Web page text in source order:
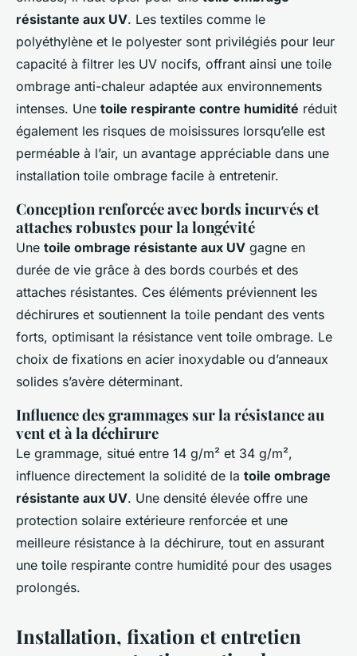
résistante aux UV. Les textiles comme le
polyéthylène et le polyester sont privilégiés pour leur
capacité à filtrer les UV nocifs, offrant ainsi une toile
ombrage anti-chaleur adaptée aux environnements
intenses. Une toile respirante contre humidité réduit
également les risques de moisissures lorsqu’elle est
perméable à l’air, un avantage appréciable dans une
installation toile ombrage facile à entretenir.
Conception renforcée avec bords incurvés et
attaches robustes pour la longévité
Une toile ombrage résistante aux UV gagne en
durée de vie grâce à des bords courbés et des
attaches résistantes. Ces éléments préviennent les
déchirures et soutiennent la toile pendant des vents
forts, optimisant la résistance vent toile ombrage. Le
choix de fixations en acier inoxydable ou d’anneaux
solides s’avère déterminant.
Influence des grammages sur la résistance au
vent et à la déchirure
Le grammage, situé entre 14 g/m² et 34 g/m²,
influence directement la solidité de la toile ombrage
résistante aux UV. Une densité élevée offre une
protection solaire extérieure renforcée et une
meilleure résistance à la déchirure, tout en assurant
une toile respirante contre humidité pour des usages
prolongés.
Installation, fixation et entretien